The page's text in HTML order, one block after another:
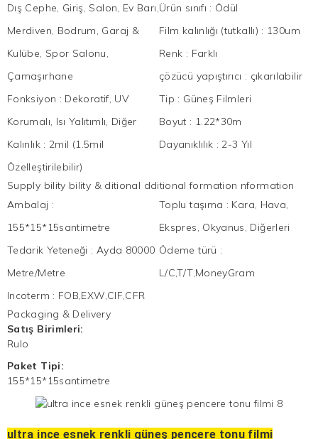
Dış Cephe, Giriş, Salon, Ev Barı,
Merdiven, Bodrum, Garaj &
Kulübe, Spor Salonu,
Çamaşırhane
Ürün sınıfı : Ödül
Film kalınlığı (tutkallı) : 130um
Renk : Farklı
çözücü yapıştırıcı : çıkarılabilir
Fonksiyon : Dekoratif, UV
Korumalı, Isı Yalıtımlı, Diğer
Tip : Güneş Filmleri
Boyut : 1.22*30m
Kalınlık : 2mil (1.5mil
Özelleştirilebilir)
Dayanıklılık : 2-3 Yıl
Supply bility bility & ditional dditional formation nformation
Ambalaj :
155*15*15santimetre
Toplu taşıma : Kara, Hava,
Ekspres, Okyanus, Diğerleri
Tedarik Yeteneği : Ayda 80000
Metre/Metre
Ödeme türü :
L/C,T/T,MoneyGram
Incoterm : FOB,EXW,CIF,CFR
Packaging & Delivery
Satış Birimleri:
Rulo
Paket Tipi:
155*15*15santimetre
ultra ince esnek renkli güneş pencere tonu filmi